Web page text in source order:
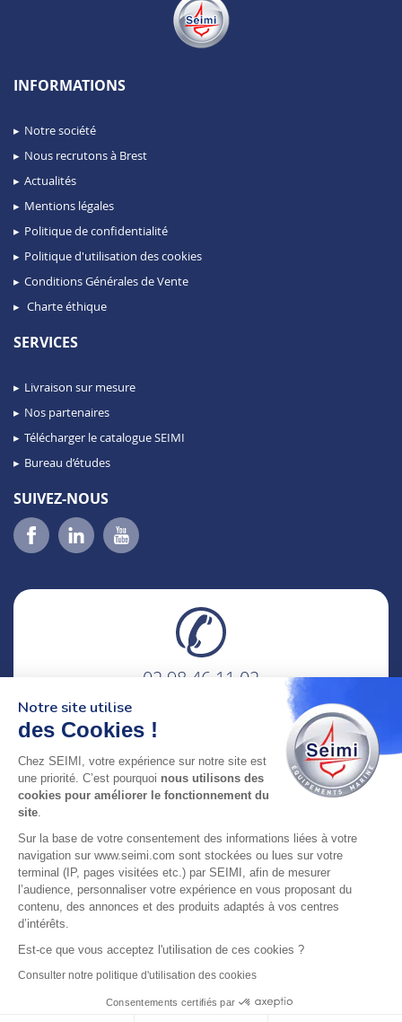
INFORMATIONS
Notre société
Nous recrutons à Brest
Actualités
Mentions légales
Politique de confidentialité
Politique d'utilisation des cookies
Conditions Générales de Vente
Charte éthique
SERVICES
Livraison sur mesure
Nos partenaires
Télécharger le catalogue SEIMI
Bureau d’études
SUIVEZ-NOUS
02 98 46 11 02
adresse : 75 Rue Amiral Troude,
29200 Brest FRANCE
SEIMI, UNE ENTREPRISE CERTIFIÉE, ENGAGÉE ET
LABELLISÉE
© 2024 SEIMI - Tous droits réservés
Notre site utilise
des Cookies !
Chez SEIMI, votre expérience sur notre site est
une priorité. C’est pourquoi nous utilisons des
cookies pour améliorer le fonctionnement du
site.
Sur la base de votre consentement des informations liées à votre
navigation sur www.seimi.com sont stockées ou lues sur votre
terminal (IP, pages visitées etc.) par SEIMI, afin de mesurer
l’audience, personnaliser votre expérience en vous proposant du
contenu, des annonces et des produits adaptés à vos centres
d’intérêts.
Est-ce que vous acceptez l'utilisation de ces cookies ?
Consulter notre politique d'utilisation des cookies
Consentements certifiés par